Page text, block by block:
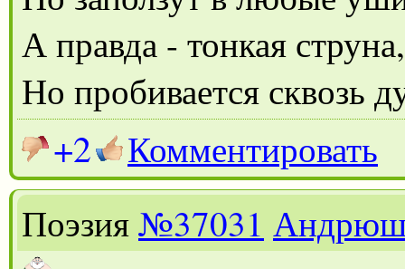
А правда - тонкая струна,
Но пробивается сквозь
+2
Комментировать
Поэзия№37031